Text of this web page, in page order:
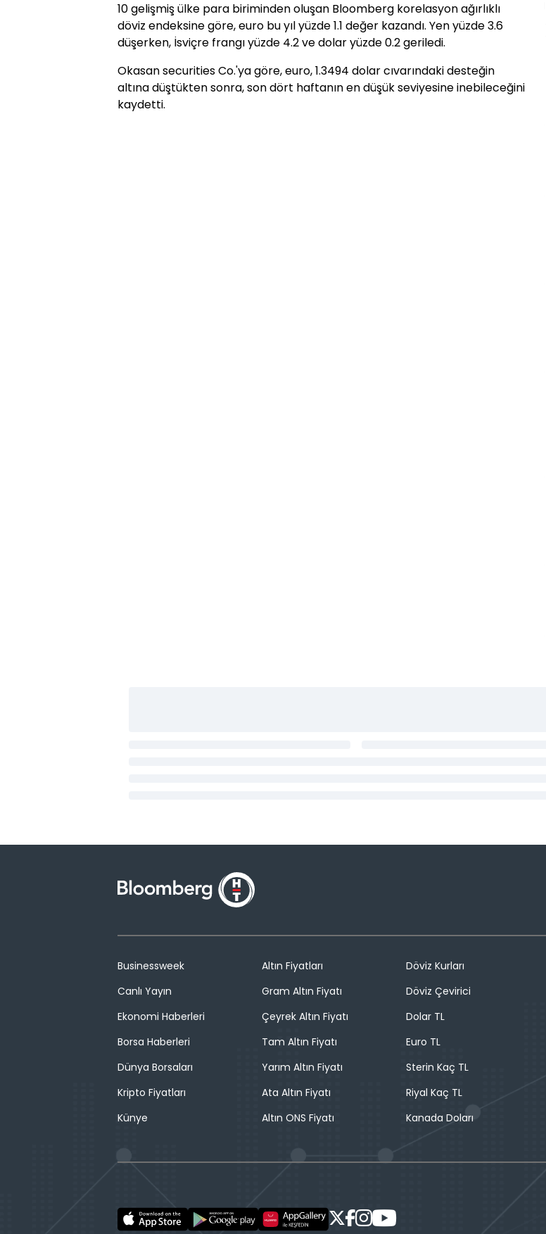
10 gelişmiş ülke para biriminden oluşan Bloomberg korelasyon ağırlıklı
döviz endeksine göre, euro bu yıl yüzde 1.1 değer kazandı. Yen yüzde 3.6
düşerken, İsviçre frangı yüzde 4.2 ve dolar yüzde 0.2 geriledi.
Okasan securities Co.'ya göre, euro, 1.3494 dolar cıvarındaki desteğin
altına düştükten sonra, son dört haftanın en düşük seviyesine inebileceğini
kaydetti.
Businessweek
Canlı Yayın
Ekonomi Haberleri
Borsa Haberleri
Dünya Borsaları
Kripto Fiyatları
Künye
Altın Fiyatları
Gram Altın Fiyatı
Çeyrek Altın Fiyatı
Tam Altın Fiyatı
Yarım Altın Fiyatı
Ata Altın Fiyatı
Altın ONS Fiyatı
Döviz Kurları
Döviz Çevirici
Dolar TL
Euro TL
Sterin Kaç TL
Riyal Kaç TL
Kanada Doları